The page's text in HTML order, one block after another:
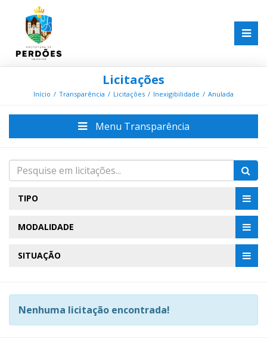
Licitações
Início Transparência Licitações Inexigibilidade Anulada
Menu Transparência
TIPO
MODALIDADE
SITUAÇÃO
Nenhuma licitação encontrada!